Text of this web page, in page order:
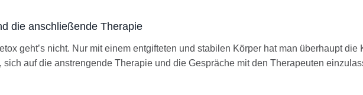
die anschließende Therapie
geht’s nicht. Nur mit einem entgifteten und stabilen Körper hat man überhaupt die
sich auf die anstrengende Therapie und die Gespräche mit den Therapeuten